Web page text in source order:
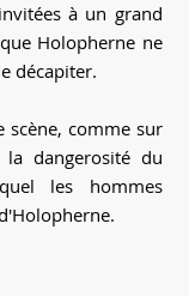
à un grand
Holopherne ne
décapiter.
scène, comme sur
dangerosité du
les hommes